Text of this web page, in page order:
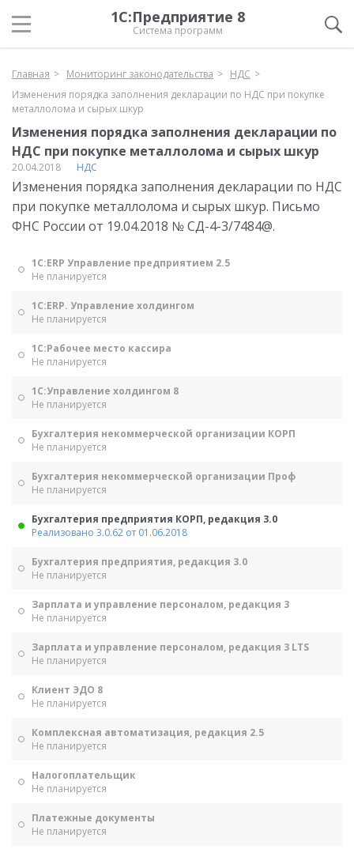
1С:Предприятие 8
Система программ
Главная Мониторинг законодательства
НДС
Изменения порядка заполнения декларации по НДС при покупке
металлолома и сырых шкур
Изменения порядка заполнения декларации по
НДС при покупке металлолома и сырых шкур
20.04.2018 НДС
Изменения порядка заполнения декларации по НДС
при покупке металлолома и сырых шкур. Письмо
ФНС России от 19.04.2018 № СД-4-3/7484@.
1С:ERP Управление предприятием 2.5
Не планируется
1С:ERP. Управление холдингом
Не планируется
1С:Рабочее место кассира
Не планируется
1С:Управление холдингом 8
Не планируется
Бухгалтерия некоммерческой организации КОРП
Не планируется
Бухгалтерия некоммерческой организации Проф
Не планируется
Бухгалтерия предприятия КОРП, редакция 3.0
Реализовано 3.0.62 от 01.06.2018
Бухгалтерия предприятия, редакция 3.0
Не планируется
Зарплата и управление персоналом, редакция 3
Не планируется
Зарплата и управление персоналом, редакция 3 LTS
Не планируется
Клиент ЭДО 8
Не планируется
Комплексная автоматизация, редакция 2.5
Не планируется
Налогоплательщик
Не планируется
Платежные документы
Не планируется